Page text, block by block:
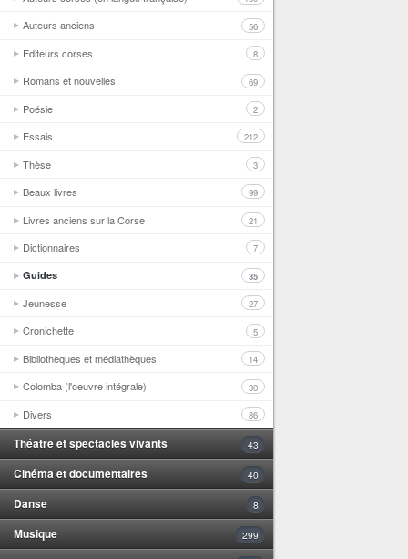
Auteurs anciens 56
Editeurs corses 8
Romans et nouvelles 69
Poésie 2
Essais 212
Thèse 3
Beaux livres 99
Livres anciens sur la Corse 21
Dictionnaires 7
Guides 35
Jeunesse 27
Cronichette 5
Bibliothèques et médiathèques 14
Colomba (l'oeuvre intégrale) 30
Divers 86
Théâtre et spectacles vivants 43
Cinéma et documentaires 40
Danse 8
Musique 299